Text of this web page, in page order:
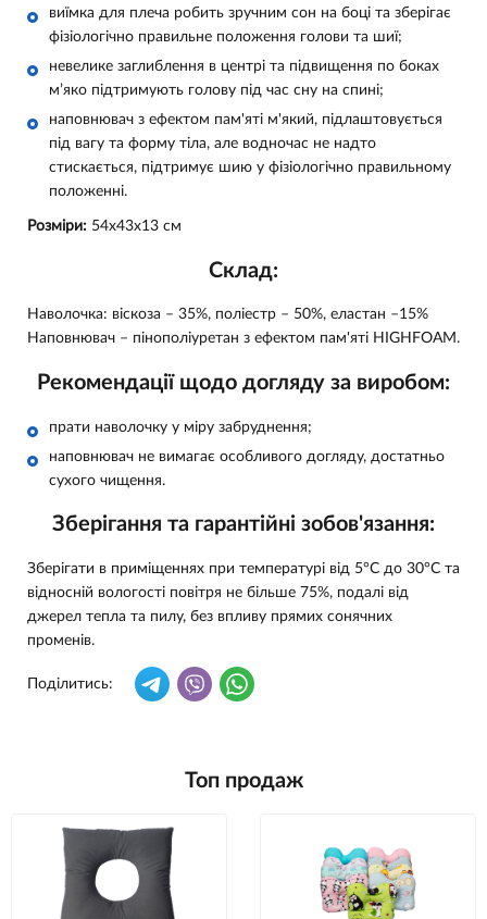
виїмка для плеча робить зручним сон на боці та зберігає
фізіологічно правильне положення голови та шиї;
невелике заглиблення в центрі та підвищення по боках
м’яко підтримують голову під час сну на спині;
наповнювач з ефектом пам'яті м'який, підлаштовується
під вагу та форму тіла, але водночас не надто
стискається, підтримує шию у фізіологічно правильному
положенні.
Розміри: 54x43x13 см
Склад:
Наволочка: віскоза – 35%, поліестр – 50%, еластан –15%
Наповнювач – пінополіуретан з ефектом пам'яті HIGHFOAM.
Рекомендації щодо догляду за виробом:
прати наволочку у міру забруднення;
наповнювач не вимагає особливого догляду, достатньо
сухого чищення.
Зберігання та гарантійні зобов'язання:
Зберігати в приміщеннях при температурі від 5°С до 30°С та
відносній вологості повітря не більше 75%, подалі від
джерел тепла та пилу, без впливу прямих сонячних
променів.
Поділитись:
Топ продаж